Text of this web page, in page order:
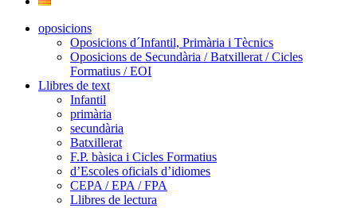
oposicions
Oposicions d´Infantil, Primària i Tècnics
Oposicions de Secundària / Batxillerat / Cicles
Formatius / EOI
Llibres de text
Infantil
primària
secundària
Batxillerat
F.P. bàsica i Cicles Formatius
d’Escoles oficials d’idiomes
CEPA / EPA / FPA
Llibres de lectura